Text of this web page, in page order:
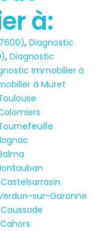
à:
,Diagnostic
,Diagnostic
Immobilier à
à Muret
sur-Garonne